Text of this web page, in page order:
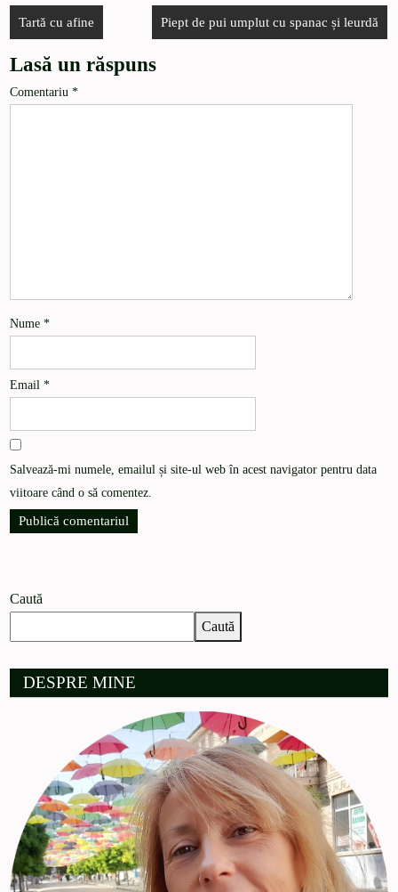
Tartă cu afine Piept de pui umplut cu spanac și leurdă
Lasă un răspuns
Comentariu*
Nume*
Email*
Salvează-mi numele, emailul și site-ul web în acest navigator pentru data
viitoare când o să comentez.
Caută
Caută
DESPRE MINE